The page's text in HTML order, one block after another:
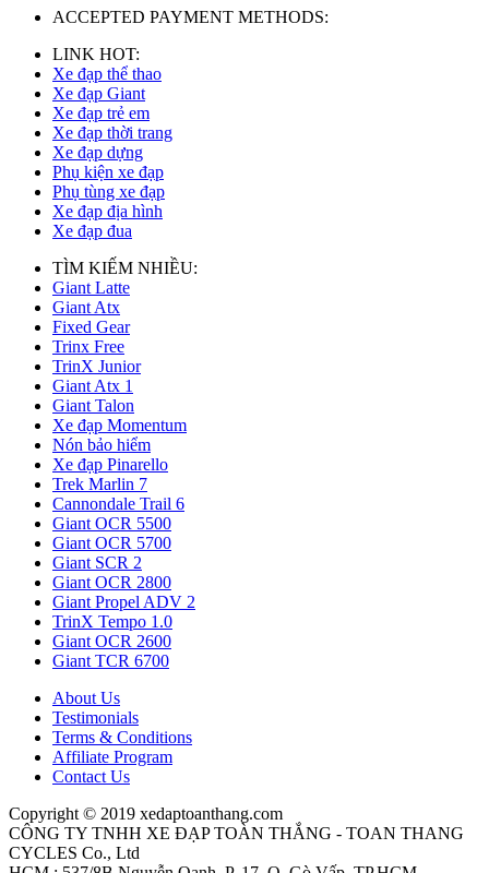
ACCEPTED PAYMENT METHODS:
LINK HOT:
Xe đạp thể thao
Xe đạp Giant
Xe đạp trẻ em
Xe đạp thời trang
Xe đạp dựng
Phụ kiện xe đạp
Phụ tùng xe đạp
Xe đạp địa hình
Xe đạp đua
TÌM KIẾM NHIỀU:
Giant Latte
Giant Atx
Fixed Gear
Trinx Free
TrinX Junior
Giant Atx 1
Giant Talon
Xe đạp Momentum
Nón bảo hiểm
Xe đạp Pinarello
Trek Marlin 7
Cannondale Trail 6
Giant OCR 5500
Giant OCR 5700
Giant SCR 2
Giant OCR 2800
Giant Propel ADV 2
TrinX Tempo 1.0
Giant OCR 2600
Giant TCR 6700
About Us
Testimonials
Terms & Conditions
Affiliate Program
Contact Us
Copyright © 2019 xedaptoanthang.com
CÔNG TY TNHH XE ĐẠP TOÀN THẮNG - TOAN THANG
CYCLES Co., Ltd